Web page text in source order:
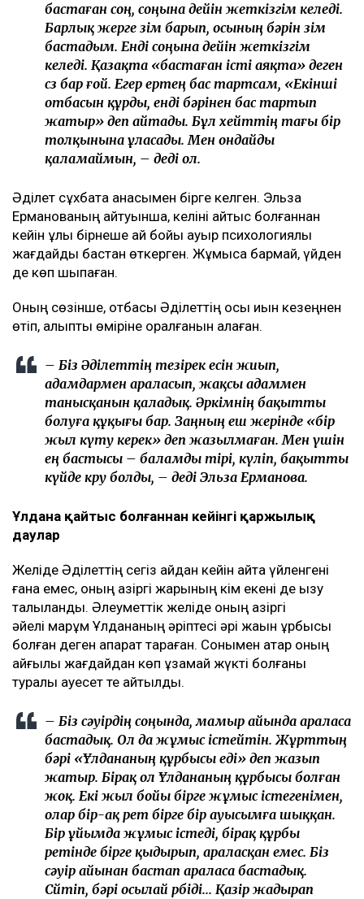
бастаған соң, соңына дейін жеткізгім келеді.
Барлық жерге өзім барып, осының бәрін өзім
бастадым. Енді соңына дейін жеткізгім
келеді. Қазақта «бастаған істі аяқта» деген
сөз бар ғой. Егер ертең бас тартсам, «Екінші
отбасын құрды, енді бәрінен бас тартып
жатыр» деп айтады. Бұл хейттің тағы бір
толқынына ұласады. Мен ондайды
қаламаймын, – деді ол.
Әділет сұхбатқа анасымен бірге келген. Эльза
Ерманованың айтуынша, келіні қайтыс болғаннан
кейін ұлы бірнеше ай бойы ауыр психологиялық
жағдайды бастан өткерген. Жұмысқа бармай, үйден
де көп шықпаған.
Оның сөзінше, отбасы Әділеттің осы қиын кезеңнен
өтіп, қалыпты өміріне оралғанын қалаған.
– Біз Әділеттің тезірек есін жиып,
адамдармен араласып, жақсы адаммен
танысқанын қаладық. Әркімнің бақытты
болуға құқығы бар. Заңның еш жерінде «бір
жыл күту керек» деп жазылмаған. Мен үшін
ең бастысы – баламды тірі, күліп, бақытты
күйде көру болды, – деді Эльза Ерманова.
Ұлдана қайтыс болғаннан кейінгі қаржылық
даулар
Желіде Әділеттің сегіз айдан кейін қайта үйленгені
ғана емес, оның қазіргі жарының кім екені де қызу
талқыланды. Әлеуметтік желіде оның қазіргі
әйелі марқұм Ұлдананың әріптесі әрі жақын құрбысы
болған деген ақпарат тараған. Сонымен қатар оның
қайғылы жағдайдан көп ұзамай жүкті болғаны
туралы қауесет те айтылды.
– Біз сәуірдің соңында, мамыр айында араласа
бастадық. Ол да жұмыс істейтін. Жұрттың
бәрі «Ұлдананың құрбысы еді» деп жазып
жатыр. Бірақ ол Ұлдананың құрбысы болған
жоқ. Екі жыл бойы бірге жұмыс істегенімен,
олар бір-ақ рет бірге бір ауысымға шыққан.
Бір ұйымда жұмыс істеді, бірақ құрбы
ретінде бірге қыдырып, араласқан емес. Біз
сәуір айынан бастап араласа бастадық.
Сөйтіп, бәрі осылай өрбіді... Қазір жадырап